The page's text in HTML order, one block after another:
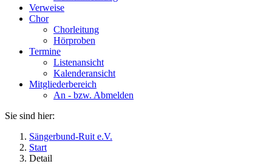
Verweise
Chor
Chorleitung
Hörproben
Termine
Listenansicht
Kalenderansicht
Mitgliederbereich
An - bzw. Abmelden
Sie sind hier:
Sängerbund-Ruit e.V.
Start
Detail